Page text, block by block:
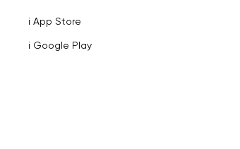
i App Store
i Google Play